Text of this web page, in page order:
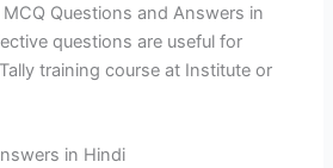
MCQ Questions and Answers in
questions are useful for
training course at Institute or
in Hindi